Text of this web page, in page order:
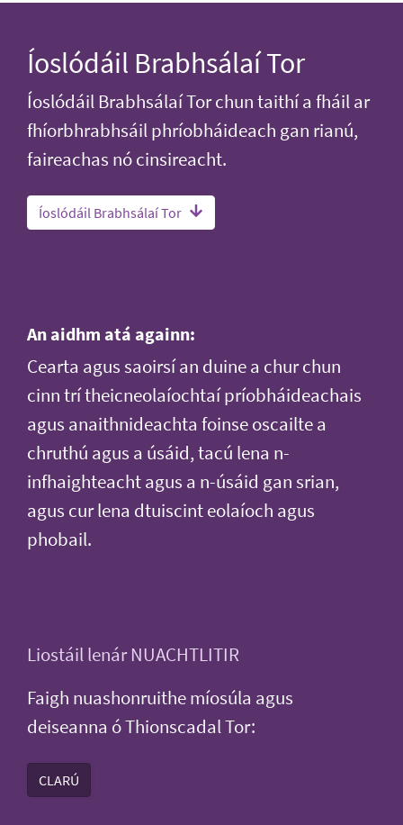
Íoslódáil Brabhsálaí Tor
Íoslódáil Brabhsálaí Tor chun taithí a fháil ar
fhíorbhrabhsáil phríobháideach gan rianú,
faireachas nó cinsireacht.
Íoslódáil Brabhsálaí Tor
An aidhm atá againn:
Cearta agus saoirsí an duine a chur chun
cinn trí theicneolaíochtaí príobháideachais
agus anaithnideachta foinse oscailte a
chruthú agus a úsáid, tacú lena n-
infhaighteacht agus a n-úsáid gan srian,
agus cur lena dtuiscint eolaíoch agus
phobail.
Liostáil lenár NUACHTLITIR
Faigh nuashonruithe míosúla agus
deiseanna ó Thionscadal Tor:
CLARÚ